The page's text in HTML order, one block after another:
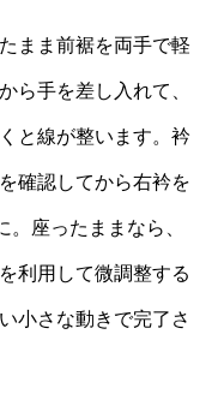
まま前裾を両手で軽
ら手を差し入れて、
と線が整います。衿
確認してから右衿を
座ったままなら、
利用して微調整する
小さな動きで完了さ